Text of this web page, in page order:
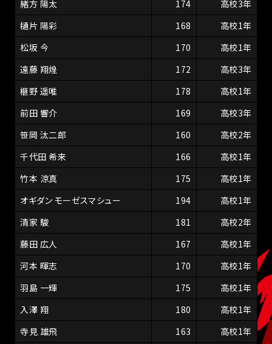
緒方 陽太 174
高校3年
樋片 陽彩
168
高校1年
松坂 今
170
高校1年
遠藤 翔煌
172
高校3年
榧野 遥唯
178
高校1年
前田 響介
169
高校3年
笹岡 汰二郎
160
高校2年
千代田 希来
166
高校1年
竹本 涼真
175
高校1年
オギダン モーゼスマシュー
194
高校1年
清家 駿
181
高校2年
藤田 広人
167
高校1年
河本 暉志
170
高校1年
羽島 一輝
175
高校1年
入澤 翔
180
高校1年
寺見 雄飛
163
高校1年